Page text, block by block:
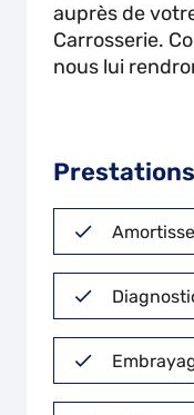
auprès de
Carrosserie.
nous lui
Prestations